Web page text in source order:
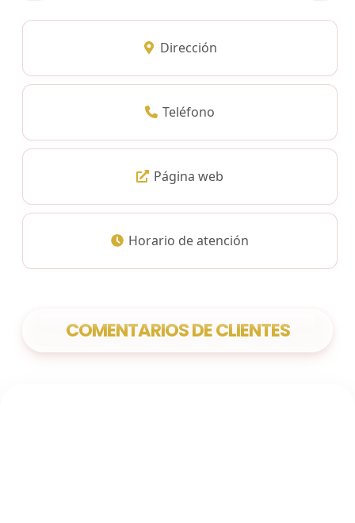
Dirección
Teléfono
Página web
Horario de atención
COMENTARIOS DE CLIENTES